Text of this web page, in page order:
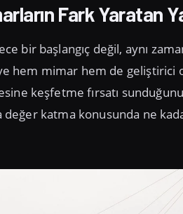
Fark Yaratan
bir başlangıç değil, aynı
hem mimar hem de geliştirici
keşfetme fırsatı
değer katma konusunda ne